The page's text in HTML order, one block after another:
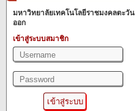
มหาวิทยาลัยเทคโนโลยีราชมงคลตะวัน
ออก
เข้าสู่ระบบสมาชิก